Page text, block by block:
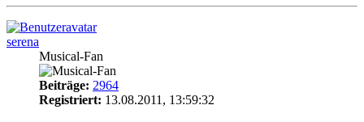
serena
Musical-Fan
Beiträge: 2964
Registriert: 13.08.2011, 13:59:32